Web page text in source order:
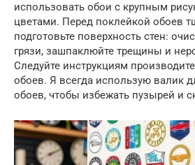
использовать обои с крупным
цветами. Перед поклейкой обоев
подготовьте поверхность стен:
грязи, зашпаклюйте трещины и
Следуйте инструкциям
обоев. Я всегда использую валик
обоев, чтобы избежать пузырей и